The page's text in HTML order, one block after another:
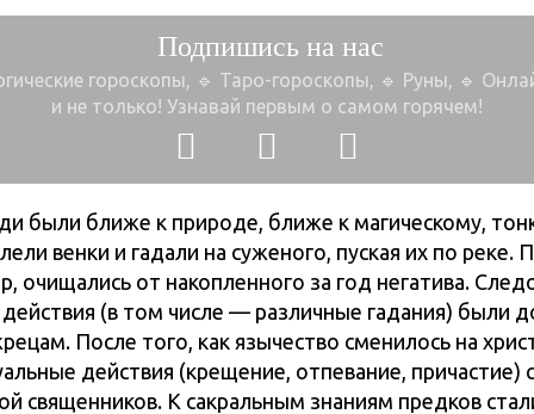
Подпишись на нас
гороскопы, 🔹 Таро-гороскопы, 🔹 Руны, 🔹
и не только! Узнавай первым о самом горячем!
были ближе к природе, ближе к магическому,
венки и гадали на суженого, пуская их по реке.
очищались от накопленного за год негатива.
(в том числе — различные гадания) были
После того, как язычество сменилось на
действия (крещение, отпевание, причастие)
священников. К сакральным знаниям предков